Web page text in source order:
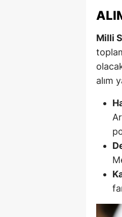
Milli
alım